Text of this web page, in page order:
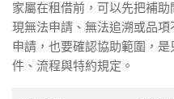
家屬在租借前，可以先把補
現無法申請、無法追溯或品
申請，也要確認協助範圍，
件、流程與特約規定。